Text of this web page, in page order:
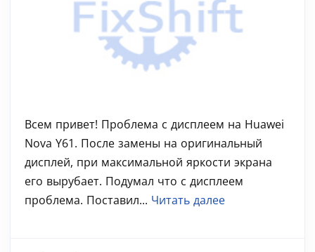
Всем привет! Проблема с дисплеем на Huawei
Nova Y61. После замены на оригинальный
дисплей, при максимальной яркости экрана
его вырубает. Подумал что с дисплеем
проблема. Поставил... Читать далее